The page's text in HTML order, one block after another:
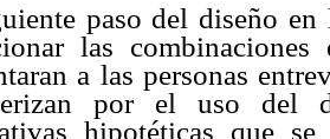
paso del diseño en
las
a las personas
por el uso del
hipotéticas que